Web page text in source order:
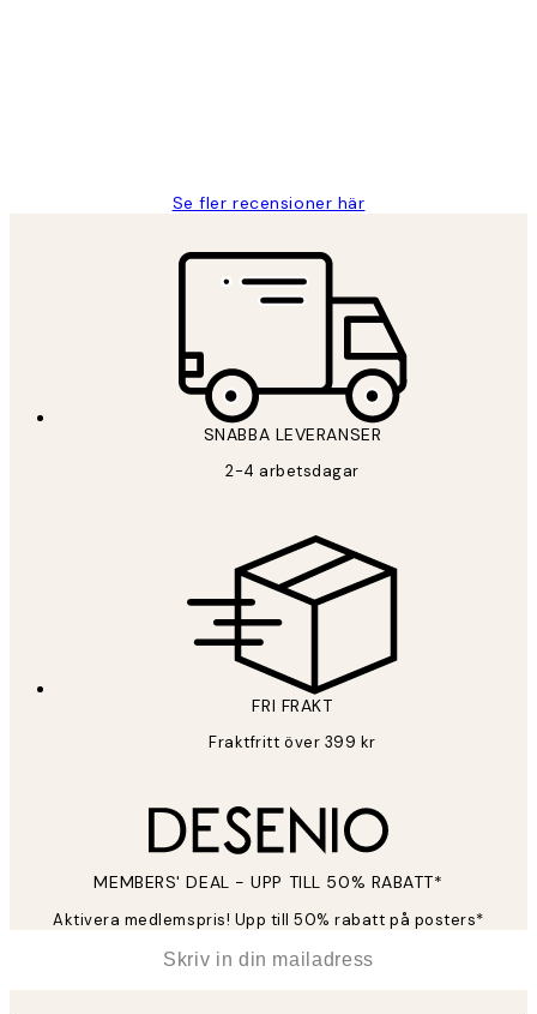
Se fler recensioner här
SNABBA LEVERANSER
2-4 arbetsdagar
FRI FRAKT
Fraktfritt över 399 kr
MEMBERS' DEAL - UPP TILL 50% RABATT*
Aktivera medlemspris! Upp till 50% rabatt på posters*